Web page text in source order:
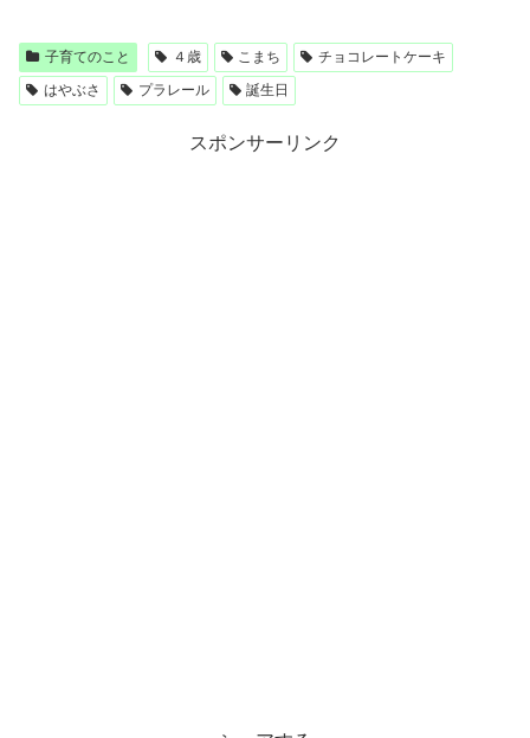
子育てのこと ４歳 こまち
チョコレートケーキ
はやぶさ
プラレール 誕生日
スポンサーリンク